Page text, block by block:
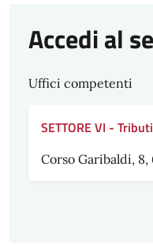
Accedi al
Uffici competenti
SETTORE VI -
Corso Garibaldi, 8,